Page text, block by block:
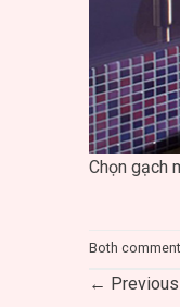
Chọn gạch
Both
← Previous